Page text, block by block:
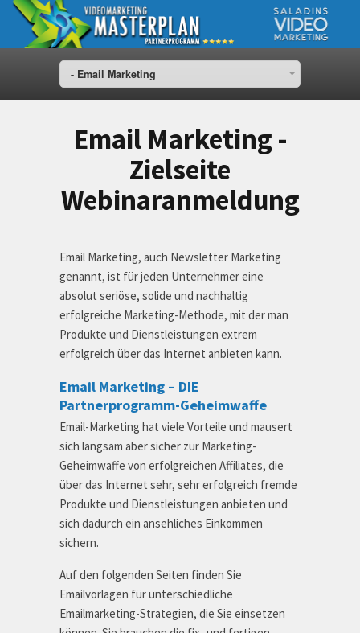
- Email Marketing
Email Marketing -
Zielseite
Webinaranmeldung
Email Marketing, auch Newsletter Marketing
genannt, ist für jeden Unternehmer eine
absolut seriöse, solide und nachhaltig
erfolgreiche Marketing-Methode, mit der man
Produkte und Dienstleistungen extrem
erfolgreich über das Internet anbieten kann.
Email Marketing – DIE
Partnerprogramm-Geheimwaffe
Email-Marketing hat viele Vorteile und mausert
sich langsam aber sicher zur Marketing-
Geheimwaffe von erfolgreichen Affiliates, die
über das Internet sehr, sehr erfolgreich fremde
Produkte und Dienstleistungen anbieten und
sich dadurch ein ansehliches Einkommen
sichern.
Auf den folgenden Seiten finden Sie
Emailvorlagen für unterschiedliche
Emailmarketing-Strategien, die Sie einsetzen